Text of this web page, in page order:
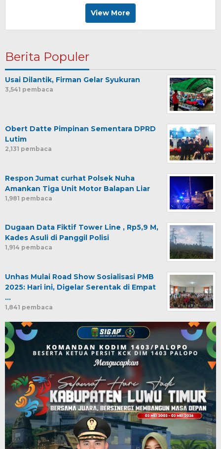
View More
Berita Populer
Usai Dilantik, Firman Gelar Syukuran
3,541 pembaca
Obert Datte Pimpinan Sementara DPRD
Lutim
2,131 pembaca
Respon Jumat curhat Polsek Nuha
Amankan Tiga Unit Motor Balapan Liar
1,981 pembaca
Dugaan Data Fiktif Tower Line , Rp5,9 M,
Kades Asuli di Panggil Polisi
1,914 pembaca
Unhas Mulai Road Show Sosialisasi PMB
2025: Hari ini, Digelar Serentak di Empat
…
1,841 pembaca